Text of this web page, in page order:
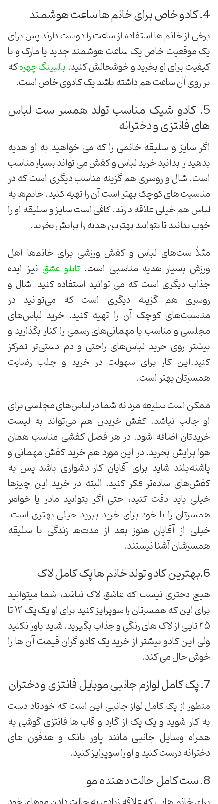
4. کادو خاص برای خانم ها ساعت هوشمند
برخی از خانم ها استفاده از ساعت را دوست دارند پس برای
یک موقعیت خاص یک ساعت هوشمند جدید یا مارک و با
کیفیت برای او بخرید و خوشحالش کنید.بالبینگ چهرهکه
بر روی آن ساعت هم داشته باشد یک کادوی خاص است.
5. کادو شیک مناسب تولد همسر ست لباس
های فانتزی و دخترانه
اگر سایز و سلیقه خانمی را که می خواهید به او هدیه
بدهید را بدانید خرید لباس و کفش می تواند بسیار مناسب
است. شال و روسری هم گزینه مناسب دیگری است که در
مناسبت های کوچک بهتر است آن را تهیه کنید. خانم‌ها به
لباس هم خیلی علاقه دارند. کافی است سایز و سلیقه او را
خوب بدانید تا بتوانید بهترین هدیه را برایش بخرید.
مثلاً ست‌های لباس و کفش ورزشی برای خانم‌ها اهل
ورزش بسیار هدیه مناسبی است. تابلو عشق نیز ایده
جذاب دیگری است که می توانید استفاده کنید. شال و
روسری هم گزینه دیگری است که می‌توانید در
مناسبت‌های کوچک آن را تهیه کنید. خرید لباس‌های
مجلسی و مناسب با مهمانی‌های رسمی را کنار بگذارید و
بیشتر روی خرید لباس‌های راحتی و دم دستی‌تر تمرکز
کنید.این کار برای سهولت در خرید و جلب رضایت
همسرتان بهتر است.
ممکن است سلیقه مردانه شما در لباس‌های مجلسی برای
او جالب نباشد. کفش خریدن هم می‌تواند به لیست
خریدتان اضافه شود. در هر فصل کفشی مناسب همان
هوا برایش بخرید. در این مورد هم خرید کفش مهمانی و
پاشنه‌بلند شاید برای آقایان کار دشواری باشد پس به
کفش‌های ساده‌تر فکر کنید. البته در خرید این چیز‌ها
خیلی باید دقت کنید، حتی اگر بتوانید مادر یا خواهر
همسرتان را با خود برای خرید ببرید خیلی بهتری است.
خیلی از آقایان هنوز بعد از مدت‌ها زندگی با سلیقه
همسرشان آشنا نیستند.
6.بهترین کادو تولد خانم ها پک کامل لاک
هیچ دختری نیست که عاشق لاک نباشد، شما میتوانید
برای این که همسرتان را سوپرایز کنید برای او یک پک ۱۲ تا
۲۵ تایی از لاک های رنگی و جذاب بگیرید. شاید باور نکنید
ولی این کادو بیشتر از خرید یک کادو گران قیمت آن ها را
خوش حال می کند.
7. پک کامل لوازم جانبی موبایل فانتزی و دختران
منطور از پک کامل لواز جانبی این است که خودتاد دست
به کار شوید و یک پک از گارد و قاب ها فانتزی گوشی به
همراه وسایل جانبی مانند پاور بانک و هدفون های
دخترانه درست کنید و او را سوپرایز کنید.
8. ست کامل حالت دهنده مو